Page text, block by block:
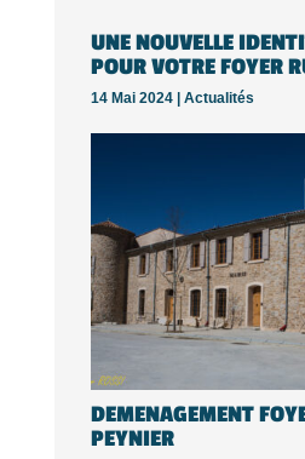
UNE NOUVELLE
POUR VOTRE FOYER
14 Mai 2024 | Actualités
DEMENAGEMENT
PEYNIER